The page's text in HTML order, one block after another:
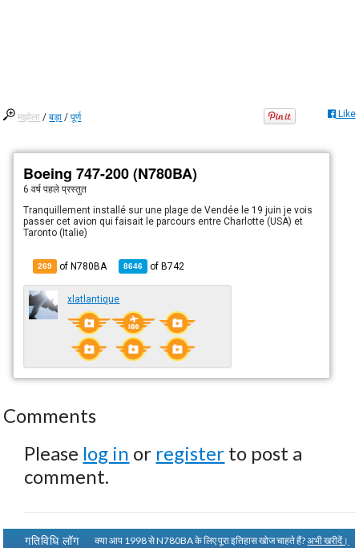
मझोला /बड़ा /पूर्ण Like
Boeing 747-200 (N780BA)
6 वर्ष पहले प्रस्तुत
Tranquillement installé sur une plage de Vendée le 19 juin je vois
passer cet avion qui faisait le parcours entre Charlotte (USA) et
Taronto (Italie)
269 of N780BA 8646 ofB742
xlatlantique
Comments
Please log in or register to post a
comment.
गतिविधि लॉग क्या आप 1998 से N780BA के लिए पूरा इतिहास खोज चाहते हैं?अभी खरीदें।